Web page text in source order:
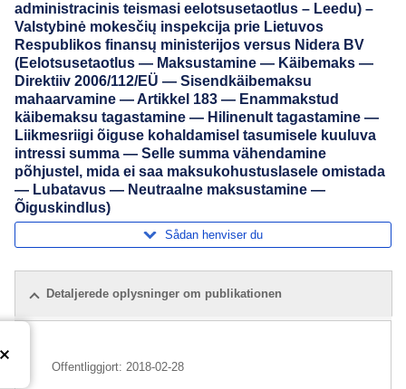
administracinis teismasi eelotsusetaotlus – Leedu) –
Valstybinė mokesčių inspekcija prie Lietuvos
Respublikos finansų ministerijos versus Nidera BV
(Eelotsusetaotlus — Maksustamine — Käibemaks —
Direktiiv 2006/112/EÜ — Sisendkäibemaksu
mahaarvamine — Artikkel 183 — Enammakstud
käibemaksu tagastamine — Hilinenult tagastamine —
Liikmesriigi õiguse kohaldamisel tasumisele kuuluva
intressi summa — Selle summa vähendamine
põhjustel, mida ei saa maksukohustuslasele omistada
— Lubatavus — Neutraalne maksustamine —
Õiguskindlus)
Sådan henviser du
Detaljerede oplysninger om publikationen
Offentliggjort: 2018-02-28